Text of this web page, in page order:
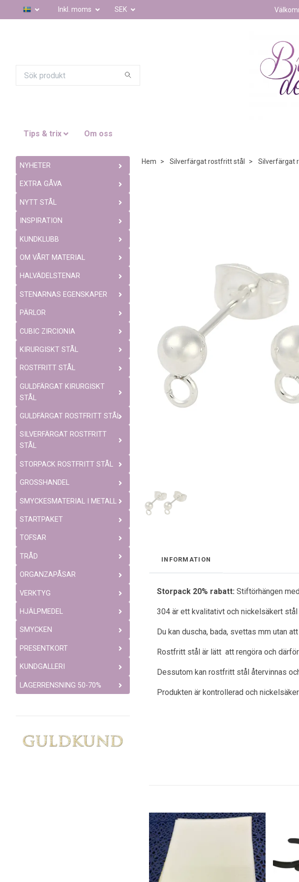
Inkl. moms SEK
Tips & trix Om oss
NYHETER
EXTRA GÅVA
NYTT STÅL
INSPIRATION
KUNDKLUBB
OM VÅRT MATERIAL
HALVÄDELSTENAR
STENARNAS EGENSKAPER
PÄRLOR
CUBIC ZIRCIONIA
KIRURGISKT STÅL
ROSTFRITT STÅL
GULDFÄRGAT KIRURGISKT
STÅL
GULDFÄRGAT ROSTFRITT STÅL
SILVERFÄRGAT ROSTFRITT
STÅL
STORPACK ROSTFRITT STÅL
GROSSHANDEL
SMYCKESMATERIAL I METALL
STARTPAKET
TOFSAR
TRÅD
ORGANZAPÅSAR
VERKTYG
HJÄLPMEDEL
SMYCKEN
PRESENTKORT
KUNDGALLERI
LAGERRENSNING 50-70%
Hem Silverfärgat rostfritt stål Silverfärgat
INFORMATION
Storpack 20% rabatt: Stiftörhängen
304 är ett kvalitativt och nickelsäkert
Du kan duscha, bada, svettas mm utan
Rostfritt stål är lätt att rengöra och
Dessutom kan rostfritt stål återvinnas
Produkten är kontrollerad och